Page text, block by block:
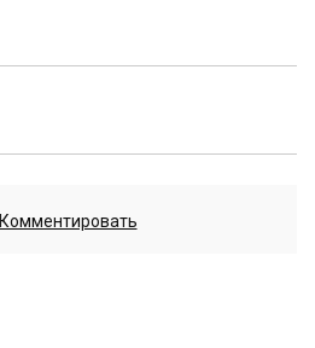
Комментировать